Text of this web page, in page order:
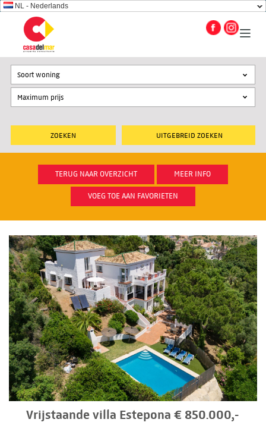
NL - Nederlands
UITGEBREID ZOEKEN
Soort woning
TERUG NAAR OVERZICHT MEER INFO
VOEG TOE AAN FAVORIETEN
Vrijstaande villa Estepona € 850.000,-